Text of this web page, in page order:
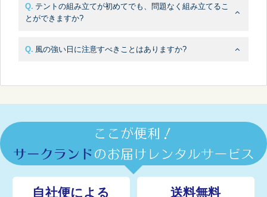
テントの組み立てが初めてでも、問題なく組み立てるこ
とができますか?
風の強い日に注意すべきことはありますか?